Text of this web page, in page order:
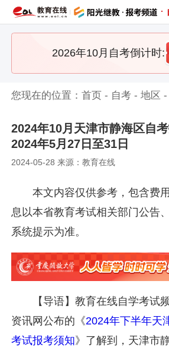
·
2026年10月自考倒计时:
您现在的位置：首页 - 自考 -地区 -
2024年10月天津市静海区自考
2024年5月27日至31日
2024-05-28 来源：教育在线
本文内容仅供参考，包含费
息以本省教育考试相关部门公告
系统提示为准。
【导语】教育在线自学考试
资讯网公布的《2024年下半年天
考试报考须知》了解到， 天津市